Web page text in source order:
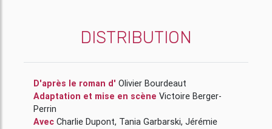
DISTRIBUTION
D'après le roman d' Olivier Bourdeaut
Adaptation et mise en scène Victoire Berger-
Perrin
Avec
Charlie Dupont, Tania Garbarski, Jérémie